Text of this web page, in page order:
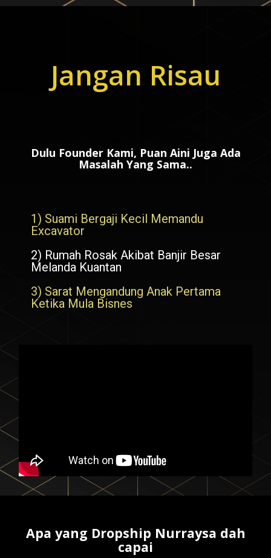
Jangan Risau
Dulu Founder Kami, Puan Aini Juga Ada
Masalah Yang Sama..
1) Suami Bergaji Kecil Memandu
Excavator
2) Rumah Rosak Akibat Banjir Besar
Melanda Kuantan
3) Sarat Mengandung Anak Pertama
Ketika Mula Bisnes
Apa yang Dropship Nurraysa dah
capai